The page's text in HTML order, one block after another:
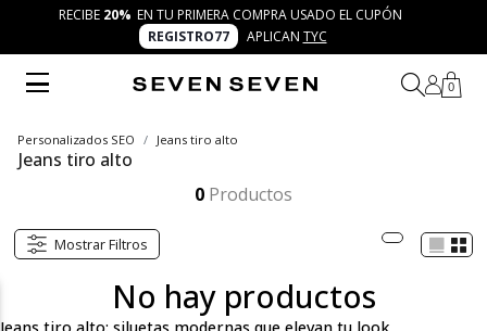
RECIBE 20% EN TU PRIMERA COMPRA USADO EL CUPÓN
REGISTRO77
APLICAN TYC
0
Personalizados SEO Jeans tiro alto
Jeans tiro alto
0 Productos
Mostrar Filtros
No hay productos
Jeans tiro alto: siluetas modernas que elevan tu look